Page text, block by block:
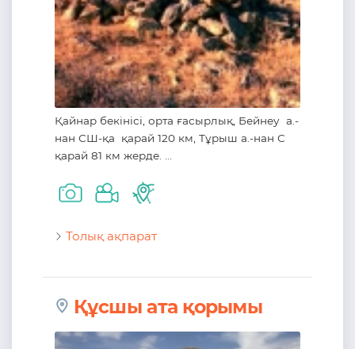
Қайнар бекінісі, орта ғасырлық, Бейнеу а.-
нан СШ-қа қарай 120 км, Тұрыш а.-нан С
қарай 81 км жерде. ...
Толық ақпарат
Құсшы ата қорымы